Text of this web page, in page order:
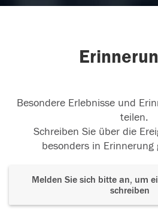
Besondere Erlebnisse und
teilen.
Schreiben Sie über die
besonders in Erinnerung
Melden Sie sich bitte an, um
schreiben